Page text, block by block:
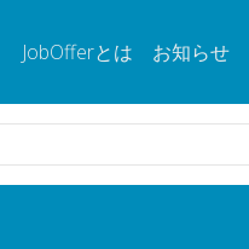
JobOfferとは お知らせ